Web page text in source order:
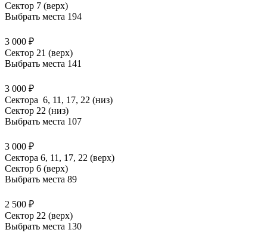
Сектор 7 (верх)
Выбрать места 194
3 000 ₽
Сектор 21 (верх)
Выбрать места 141
3 000 ₽
Сектора 6, 11, 17, 22 (низ)
Сектор 22 (низ)
Выбрать места 107
3 000 ₽
Сектора 6, 11, 17, 22 (верх)
Сектор 6 (верх)
Выбрать места 89
2 500 ₽
Сектор 22 (верх)
Выбрать места 130